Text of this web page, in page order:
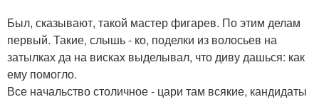
Был, сказывают, такой мастер фигарев. По этим делам
первый. Такие, слышь - ко, поделки из волосьев на
затылках да на висках выделывал, что диву дашься: как
ему помогло.
Все начальство столичное - цари там всякие, кандидаты